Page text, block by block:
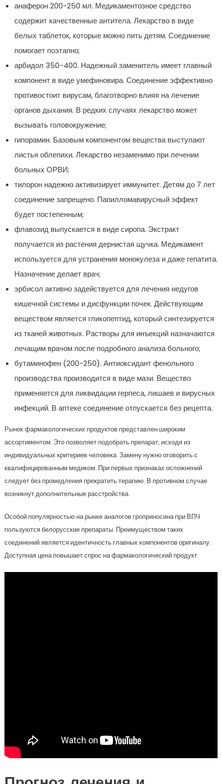
анаферон 200-250 мл. Медикаментозное средство
содержит качественные антитела. Лекарство в виде
белых таблеток, которые можно пить детям. Соединение
помогает поэтапно;
арбидол 350-400. Надежный заменитель имеет главный
компонент в виде умефиновира. Соединение эффективно
противостоит вирусам, благотворно влияя на лечение
органов дыхания. В редких случаях лекарство может
вызывать головокружение;
гипорамин. Базовым компонентом вещества выступают
листья облепихи. Лекарство незаменимо при лечении
больных ОРВИ;
тилорон надежно активизирует иммунитет. Детям до 7 лет
соединение запрещено. Папилломавирусный эффект
будет постепенным;
флавозид выпускается в виде сиропа. Экстракт
получается из растения дернистая щучка. Медикамент
используется для устранения монокулеза и даже гепатита.
Назначение делает врач;
эрбисол активно задействуется для лечения недугов
кишечной системы и дисфункции почек. Действующим
веществом является гликопептид, который синтезируется
из тканей животных. Растворы для инъекций назначаются
лечащим врачом после подробного анализа больного;
бутаминофен (200-250). Антиоксидант фенольного
производства производится в виде мази. Вещество
применяется для ликвидации герпеса, лишаев и вирусных
инфекций. В аптеке соединение отпускается без рецепта.
Рынок фармакологических продуктов представлен широким
ассортиментом. Это позволяет подобрать препарат, исходя из
индивидуальных критериев человека. Замену нужно оговорить с
квалифицированным медиком. При первых признаках осложнений
следует без промедления прекратить терапию. В противном случае
возникнут дополнительные расстройства.
Особой популярностью на рынке аналогов гроприносина при ВПЧ
пользуются белорусские препараты. Преимуществом таких
соединений является идентичность главных компонентов оригиналу.
Доступная цена повышает спрос на фармакологический продукт.